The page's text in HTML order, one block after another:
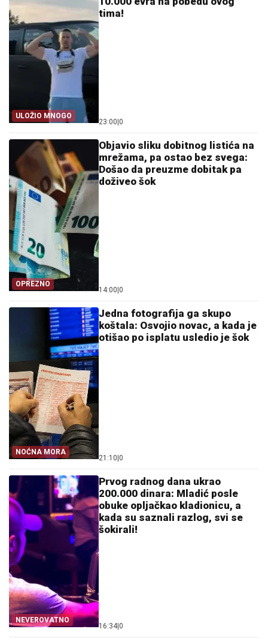
ULOŽIO MNOGO
tima!
23:00|0
OPREZNO
Objavio sliku dobitnog listića na
mrežama, pa ostao bez svega:
Došao da preuzme dobitak pa
doživeo šok
14:00|0
NOĆNA MORA
Jedna fotografija ga skupo
koštala: Osvojio novac, a kada je
otišao po isplatu usledio je šok
21:10|0
NEVEROVATNO
Prvog radnog dana ukrao
200.000 dinara: Mladić posle
obuke opljačkao kladionicu, a
kada su saznali razlog, svi se
šokirali!
16:34|0